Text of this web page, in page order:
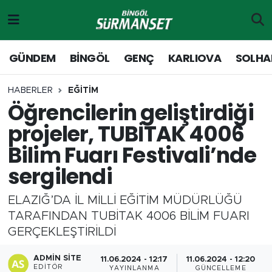
GÜNDEM BİNGÖL GENÇ KARLIOVA
HABERLER EĞİTİM
Öğrencilerin geliştirdiği
projeler, TUBİTAK 4006
Bilim Fuarı Festivali’nde
sergilendi
ELAZIĞ’DA İL MİLLİ EĞİTİM MÜDÜRLÜĞÜ
TARAFINDAN TUBİTAK 4006 BİLİM FUARI
GERÇEKLEŞTİRİLDİ
ADMIN SITE
EDITÖR
11.06.2024 - 12:17
YAYINLANMA
11.06.2024 - 12:20
GÜNCELLEME
Genç
Solhan
Karlıova
Adaklı-Kiğı
Yayladere-Yedisu
MD Prestij Dergisi
Siyaset
Merkez Hava Durumu
Merkez Trafik Yoğunluk Haritası
Süper Lig Puan Durumu ve Fikstür
Tüm Manşetler
Son Dakika Haberleri
Haber Arşivi